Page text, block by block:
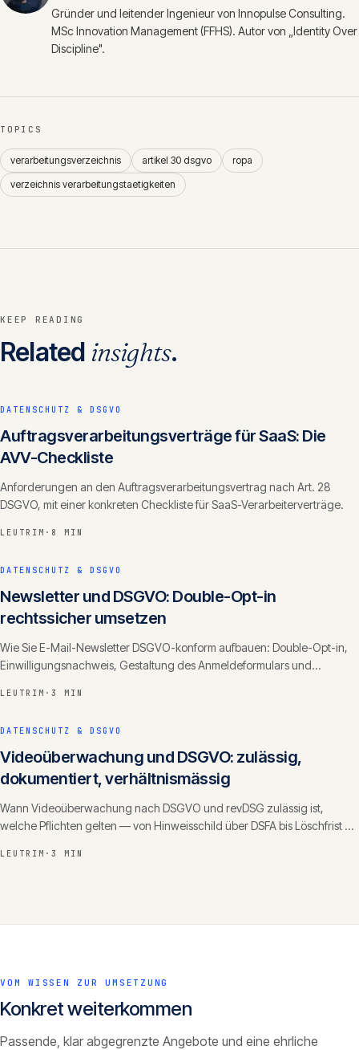
Gründer und leitender Ingenieur von Innopulse Consulting.
MSc Innovation Management (FFHS). Autor von „Identity Over
Discipline".
TOPICS
verarbeitungsverzeichnis artikel 30 dsgvo
ropa
verzeichnis verarbeitungstaetigkeiten
KEEP READING
Related insights.
DATENSCHUTZ & DSGVO
Auftragsverarbeitungsverträge für SaaS: Die
AVV-Checkliste
Anforderungen an den Auftragsverarbeitungsvertrag nach Art. 28
DSGVO, mit einer konkreten Checkliste für SaaS-Verarbeiterverträge.
LEUTRIM · 8 MIN
DATENSCHUTZ & DSGVO
Newsletter und DSGVO: Double-Opt-in
rechtssicher umsetzen
Wie Sie E-Mail-Newsletter DSGVO-konform aufbauen: Double-Opt-in,
Einwilligungsnachweis, Gestaltung des Anmeldeformulars und
LEUTRIM · 3 MIN
DATENSCHUTZ & DSGVO
Videoüberwachung und DSGVO: zulässig,
dokumentiert, verhältnismässig
Wann Videoüberwachung nach DSGVO und revDSG zulässig ist,
welche Pflichten gelten — von Hinweisschild über DSFA bis Löschfrist —
LEUTRIM · 3 MIN
VOM WISSEN ZUR UMSETZUNG
Konkret weiterkommen
Passende, klar abgegrenzte Angebote und eine ehrliche